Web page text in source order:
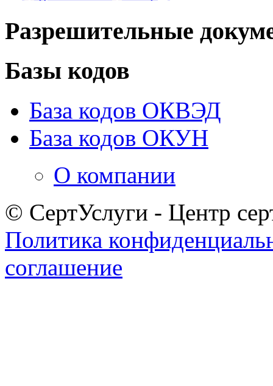
Разрешительные
Базы кодов
База кодов ОКВЭД
База кодов ОКУН
О компании
© СертУслуги - Центр
Политика
соглашение